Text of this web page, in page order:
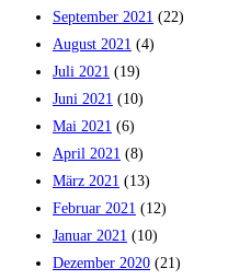
September 2021 (22)
August 2021 (4)
Juli 2021 (19)
Juni 2021 (10)
Mai 2021 (6)
April 2021 (8)
März 2021 (13)
Februar 2021 (12)
Januar 2021 (10)
Dezember 2020 (21)